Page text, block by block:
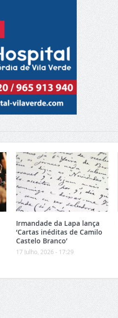
Irmandade da Lapa lança
‘Cartas inéditas de Camilo
Castelo Branco’
17 Julho, 2026 - 17:29